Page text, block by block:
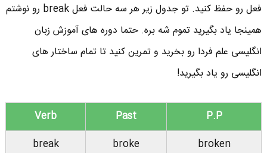
فعل رو حفظ کنید. تو جدول زیر هر سه حالت فعل break رو نوشتم
همینجا یاد بگیرید تموم شه بره. حتما دوره های آموزش زبان
انگلیسی علم فردا رو بخرید و تمرین کنید تا تمام ساختار های
انگلیسی رو یاد بگیرید!
P.P
Past
Verb
broken
broke
break